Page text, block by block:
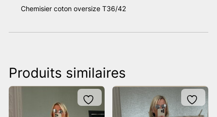
Chemisier coton oversize T36/42
Produits similaires